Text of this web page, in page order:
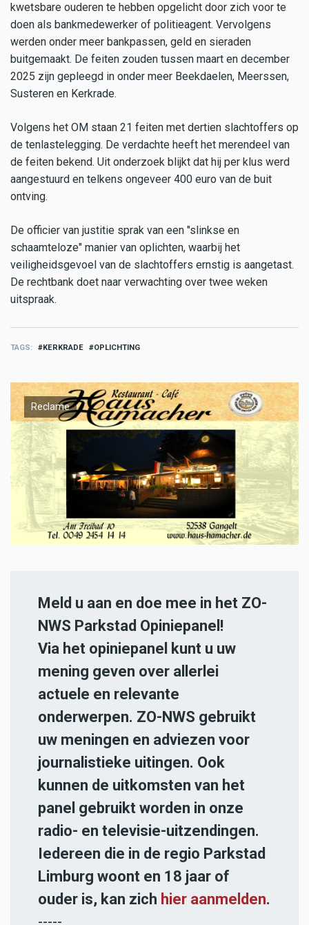
kwetsbare ouderen te hebben opgelicht door zich voor te
doen als bankmedewerker of politieagent. Vervolgens
werden onder meer bankpassen, geld en sieraden
buitgemaakt. De feiten zouden tussen maart en december
2025 zijn gepleegd in onder meer Beekdaelen, Meerssen,
Susteren en Kerkrade.
Volgens het OM staan 21 feiten met dertien slachtoffers op
de tenlastelegging. De verdachte heeft het merendeel van
de feiten bekend. Uit onderzoek blijkt dat hij per klus werd
aangestuurd en telkens ongeveer 400 euro van de buit
ontving.
De officier van justitie sprak van een "slinkse en
schaamteloze" manier van oplichten, waarbij het
veiligheidsgevoel van de slachtoffers ernstig is aangetast.
De rechtbank doet naar verwachting over twee weken
uitspraak.
TAGS KERKRADE OPLICHTING
Reclame
Meld u aan en doe mee in het ZO-
NWS Parkstad Opiniepanel!
Via het opiniepanel kunt u uw
mening geven over allerlei
actuele en relevante
onderwerpen. ZO-NWS gebruikt
uw meningen en adviezen voor
journalistieke uitingen. Ook
kunnen de uitkomsten van het
panel gebruikt worden in onze
radio- en televisie-uitzendingen.
Iedereen die in de regio Parkstad
Limburg woont en 18 jaar of
ouder is, kan zich hier aanmelden.